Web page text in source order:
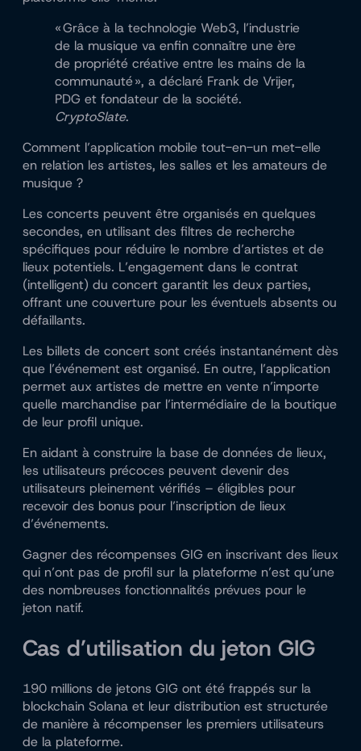
« Grâce à la technologie Web3, l’industrie
de la musique va enfin connaître une ère
de propriété créative entre les mains de la
communauté », a déclaré Frank de Vrijer,
PDG et fondateur de la société.
CryptoSlate.
Comment l’application mobile tout-en-un met-elle
en relation les artistes, les salles et les amateurs de
musique ?
Les concerts peuvent être organisés en quelques
secondes, en utilisant des filtres de recherche
spécifiques pour réduire le nombre d’artistes et de
lieux potentiels. L’engagement dans le contrat
(intelligent) du concert garantit les deux parties,
offrant une couverture pour les éventuels absents ou
défaillants.
Les billets de concert sont créés instantanément dès
que l’événement est organisé. En outre, l’application
permet aux artistes de mettre en vente n’importe
quelle marchandise par l’intermédiaire de la boutique
de leur profil unique.
En aidant à construire la base de données de lieux,
les utilisateurs précoces peuvent devenir des
utilisateurs pleinement vérifiés – éligibles pour
recevoir des bonus pour l’inscription de lieux
d’événements.
Gagner des récompenses GIG en inscrivant des lieux
qui n’ont pas de profil sur la plateforme n’est qu’une
des nombreuses fonctionnalités prévues pour le
jeton natif.
Cas d’utilisation du jeton GIG
190 millions de jetons GIG ont été frappés sur la
blockchain Solana et leur distribution est structurée
de manière à récompenser les premiers utilisateurs
de la plateforme.